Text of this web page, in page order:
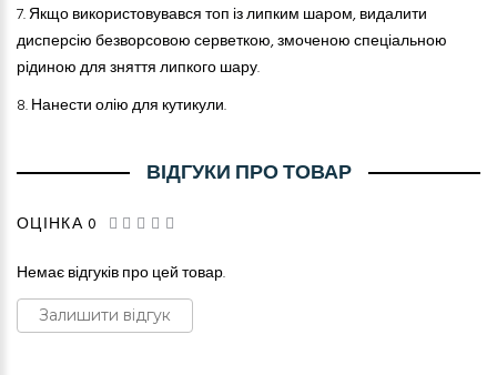
7.Якщо використовувався топ із липким шаром, видалити
дисперсію безворсовою серветкою, змоченою спеціальною
рідиною для зняття липкого шару.
8.Нанестиолію­для кутикули.
ВІДГУКИ ПРО ТОВАР
ОЦІНКА 0
Немає відгуків про цей товар.
Залишити відгук